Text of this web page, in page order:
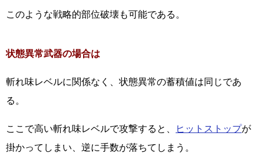
このような戦略的部位破壊も可能である。
状態異常武器の場合は
斬れ味レベルに関係なく、状態異常の蓄積値は同じであ
る。
ここで高い斬れ味レベルで攻撃すると、 ヒットストップが
掛かってしまい、逆に手数が落ちてしまう。